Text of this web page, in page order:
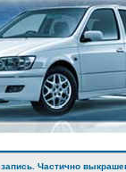
Частично